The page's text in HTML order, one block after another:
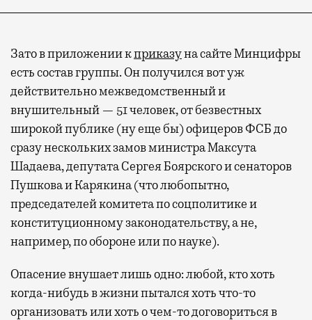
Зато в приложении кприказуна сайте Минцифры
есть состав группы. Он получился вот уж
действительно межведомственный и
внушительный — 51 человек, от безвестных
широкой публике (ну еще бы) офицеров ФСБ до
сразу нескольких замов министра Максута
Шадаева, депутата Сергея Боярского и сенаторов
Пушкова и Карякина (что любопытно,
председателей комитета по соцполитике и
конституционному законодательству, а не,
например, по обороне или по науке).
Опасение внушает лишь одно: любой, кто хоть
когда-нибудь в жизни пытался хоть что-то
организовать или хоть о чем-то договориться в